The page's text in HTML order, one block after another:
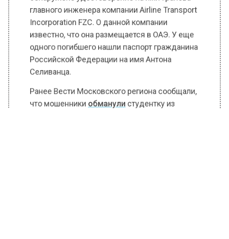
главного инженера компании Airline Transport
Incorporation FZC. О данной компании
известно, что она размещается в ОАЭ. У еще
одного погибшего нашли паспорт гражданина
Российской Федерации на имя Антона
Селиванца.
Ранее Вести Московского региона сообщали,